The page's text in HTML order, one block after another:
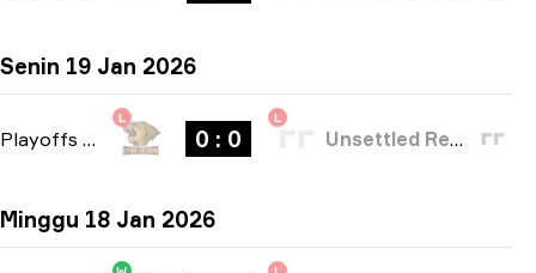
Senin 19 Jan 2026
Playoffs bo3
L
0 : 0
L
Unsettled Resentment
Minggu 18 Jan 2026